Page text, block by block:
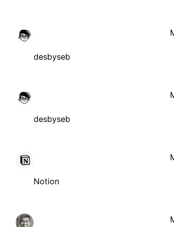
desbyseb
desbyseb
Notion